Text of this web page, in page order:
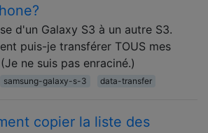
d'un Galaxy S3 à un autre S3.
puis-je transférer TOUS mes
ne suis pas enraciné.)
samsung-galaxy-s-3 data-transfer
copier la liste des